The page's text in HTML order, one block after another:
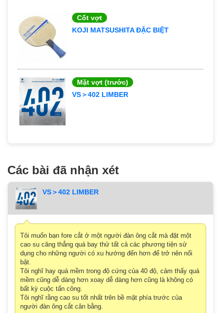
Cốt vợt
KOJI MATSUSHITA ĐẶC BIỆT
Mặt vợt (trước)
VS＞402 LIMBER
Các bài đã nhận xét
VS＞402 LIMBER
Tôi muốn bạn fore cắt ở một người đàn ông cắt mà đặt một
cao su căng thẳng quá bay thử tất cả các phương tiện sử
dụng cho những người có xu hướng đến hơn để trở nên nổi
bật.
Tôi nghĩ hay quá mềm trong độ cứng của 40 độ, cảm thấy quá
mềm cũng dễ dàng hơn xoay dễ dàng hơn cũng là không có
bất kỳ cuộc tấn công.
Tôi nghĩ rằng cao su tốt nhất trên bề mặt phía trước của
người đàn ông cắt cân bằng.